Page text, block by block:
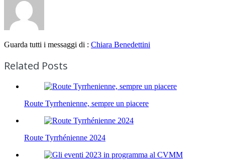
Guarda tutti i messaggi di : Chiara Benedettini
Related Posts
Route Tyrrhenienne, sempre un piacere
Route Tyrrhénienne 2024